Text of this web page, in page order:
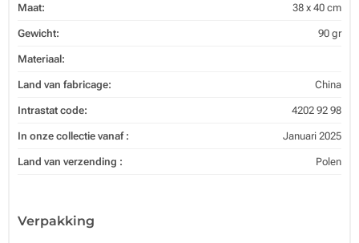
Maat: 38 x 40 cm
Gewicht: 90 gr
Materiaal:
Land van fabricage: China
Intrastat code: 4202 92 98
In onze collectie vanaf : Januari 2025
Land van verzending : Polen
Verpakking